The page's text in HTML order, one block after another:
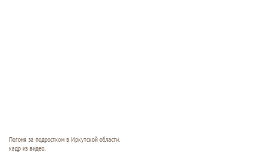
Погоня за подростком в Иркутской области.
кадр из видео.